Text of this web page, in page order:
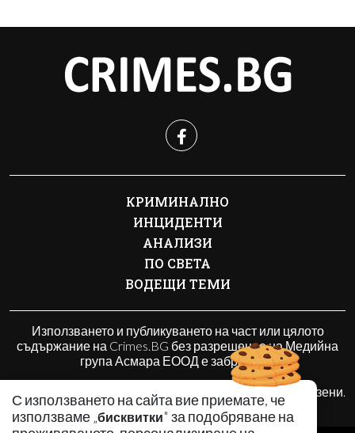
С използването на сайта вие приемате, че
използваме „бисквитки" за подобряване на
КРИМИНАЛНО
ИНЦИДЕНТИ
АНАЛИЗИ
ПО СВЕТА
ВОДЕЩИ ТЕМИ
Използването и публикуването на част или цялото
съдържание на Crimes.BG без разрешение на Медийна
група Асмара ЕООД е забранено.
© 2010 - 2026 | Crimes.BG. Всички права запазени.